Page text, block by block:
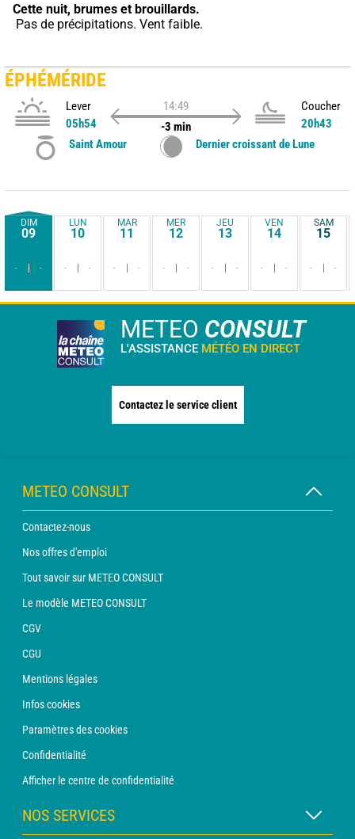
Cette nuit, brumes et brouillards.
Pas de précipitations. Vent faible.
ÉPHÉMÉRIDE
Lever
05h54
14:49
-3 min
Coucher
20h43
Saint Amour
Dernier croissant de Lune
DIM
09
- -
LUN
10
- -
MAR
11
- -
MER
12
- -
JEU
13
- -
VEN
14
- -
SAM
15
- -
METEO CONSULT
L'ASSISTANCE MÉTÉO EN DIRECT
Contactez le service client
METEO CONSULT
Contactez-nous
Nos offres d'emploi
Tout savoir sur METEO CONSULT
Le modèle METEO CONSULT
CGV
CGU
Mentions légales
Infos cookies
Paramètres des cookies
Confidentialité
Afficher le centre de confidentialité
NOS SERVICES